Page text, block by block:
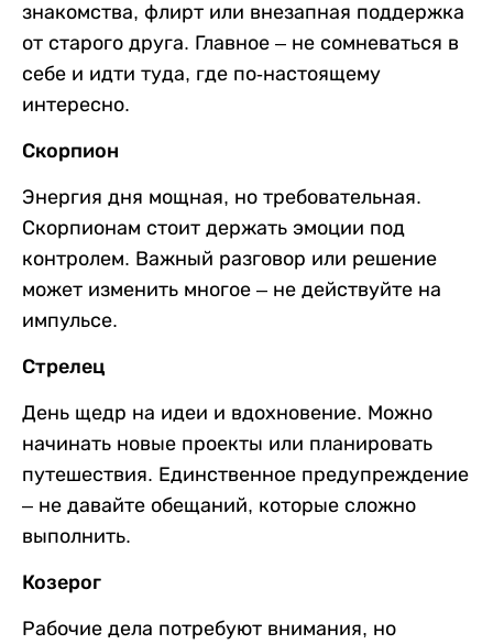
знакомства, флирт или внезапная поддержка
от старого друга. Главное – не сомневаться в
себе и идти туда, где по-настоящему
интересно.
Скорпион
Энергия дня мощная, но требовательная.
Скорпионам стоит держать эмоции под
контролем. Важный разговор или решение
может изменить многое – не действуйте на
импульсе.
Стрелец
День щедр на идеи и вдохновение. Можно
начинать новые проекты или планировать
путешествия. Единственное предупреждение
– не давайте обещаний, которые сложно
выполнить.
Козерог
Рабочие дела потребуют внимания, но